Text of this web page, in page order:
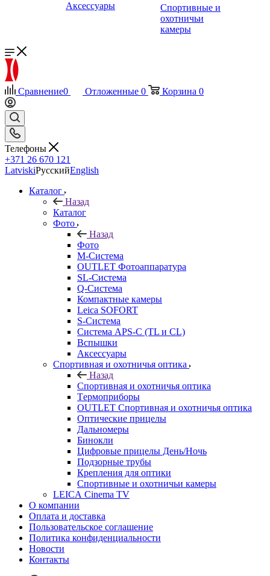
Аксессуары
Спортивные и
охотничьи
камеры
Сравнение0 Отложенные 0 Корзина 0
Телефоны
+371 26 670 121
LatviskiРусскийEnglish
Каталог
Назад
Каталог
Фото
Назад
Фото
M-Система
OUTLET Фотоаппаратура
SL-Система
Q-Cистема
Компактные камеры
Leica SOFORT
S-Система
Система APS-C (TL и CL)
Вспышки
Аксессуары
Спортивная и охотничья оптика
Назад
Спортивная и охотничья оптика
Tермоприборы
OUTLET Спортивная и охотничья оптика
Оптические прицелы
Дальномеры
Бинокли
Цифровые прицелы День/Ночь
Подзорные трубы
Крепления для оптики
Спортивные и охотничьи камеры
LEICA Cinema TV
О компании
Оплата и доставка
Пользовательское соглашение
Политика конфиденциальности
Новости
Контакты